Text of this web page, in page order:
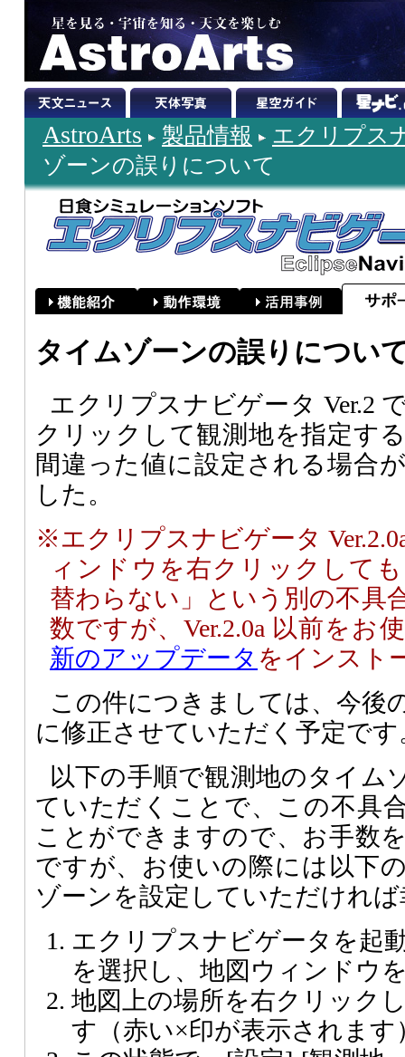
AstroArts 製品情報
エクリプス
ゾーンの誤りについて
タイムゾーンの誤りについ
エクリプスナビゲータ Ver.2
クリックして観測地を指定す
間違った値に設定される場合
した。
※エクリプスナビゲータ
ィンドウを右クリックして
替わらない」という別の不具
数ですが、Ver.2.0a 以前をお
新のアップデータ をインスト
この件につきましては、今後
に修正させていただく予定です
以下の手順で観測地のタイム
ていただくことで、この不具
ことができますので、お手数
ですが、お使いの際には以下
ゾーンを設定していただけれ
エクリプスナビゲータを起
を選択し、地図ウィンドウ
地図上の場所を右クリック
す（赤い×印が表示されます